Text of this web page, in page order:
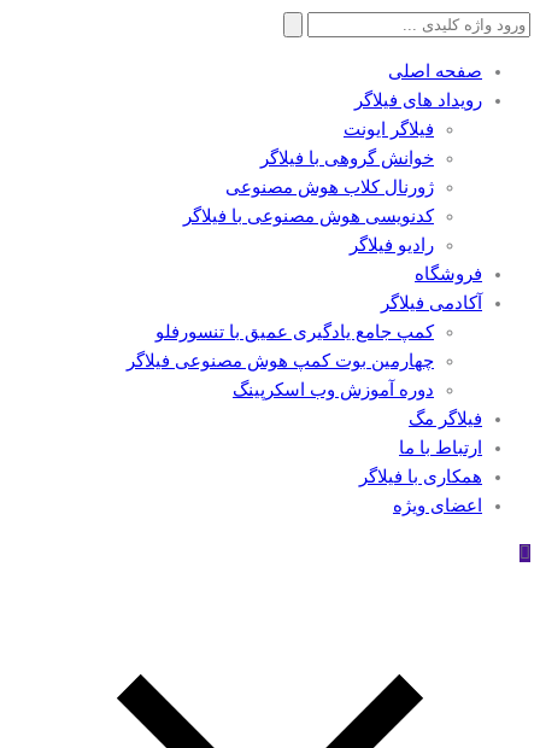
جستجو
صفحه اصلی
رویداد های فیلاگر
فیلاگر ایونت
خوانش گروهی با فیلاگر
ژورنال کلاب هوش مصنوعی
کدنویسی هوش مصنوعی با فیلاگر
رادیو فیلاگر
فروشگاه
آکادمی فیلاگر
کمپ جامع یادگیری عمیق با تنسورفلو
چهارمین بوت کمپ هوش مصنوعی فیلاگر
دوره آموزش وب اسکرپینگ
فیلاگر مگ
ارتباط با ما
همکاری با فیلاگر
اعضای ویژه